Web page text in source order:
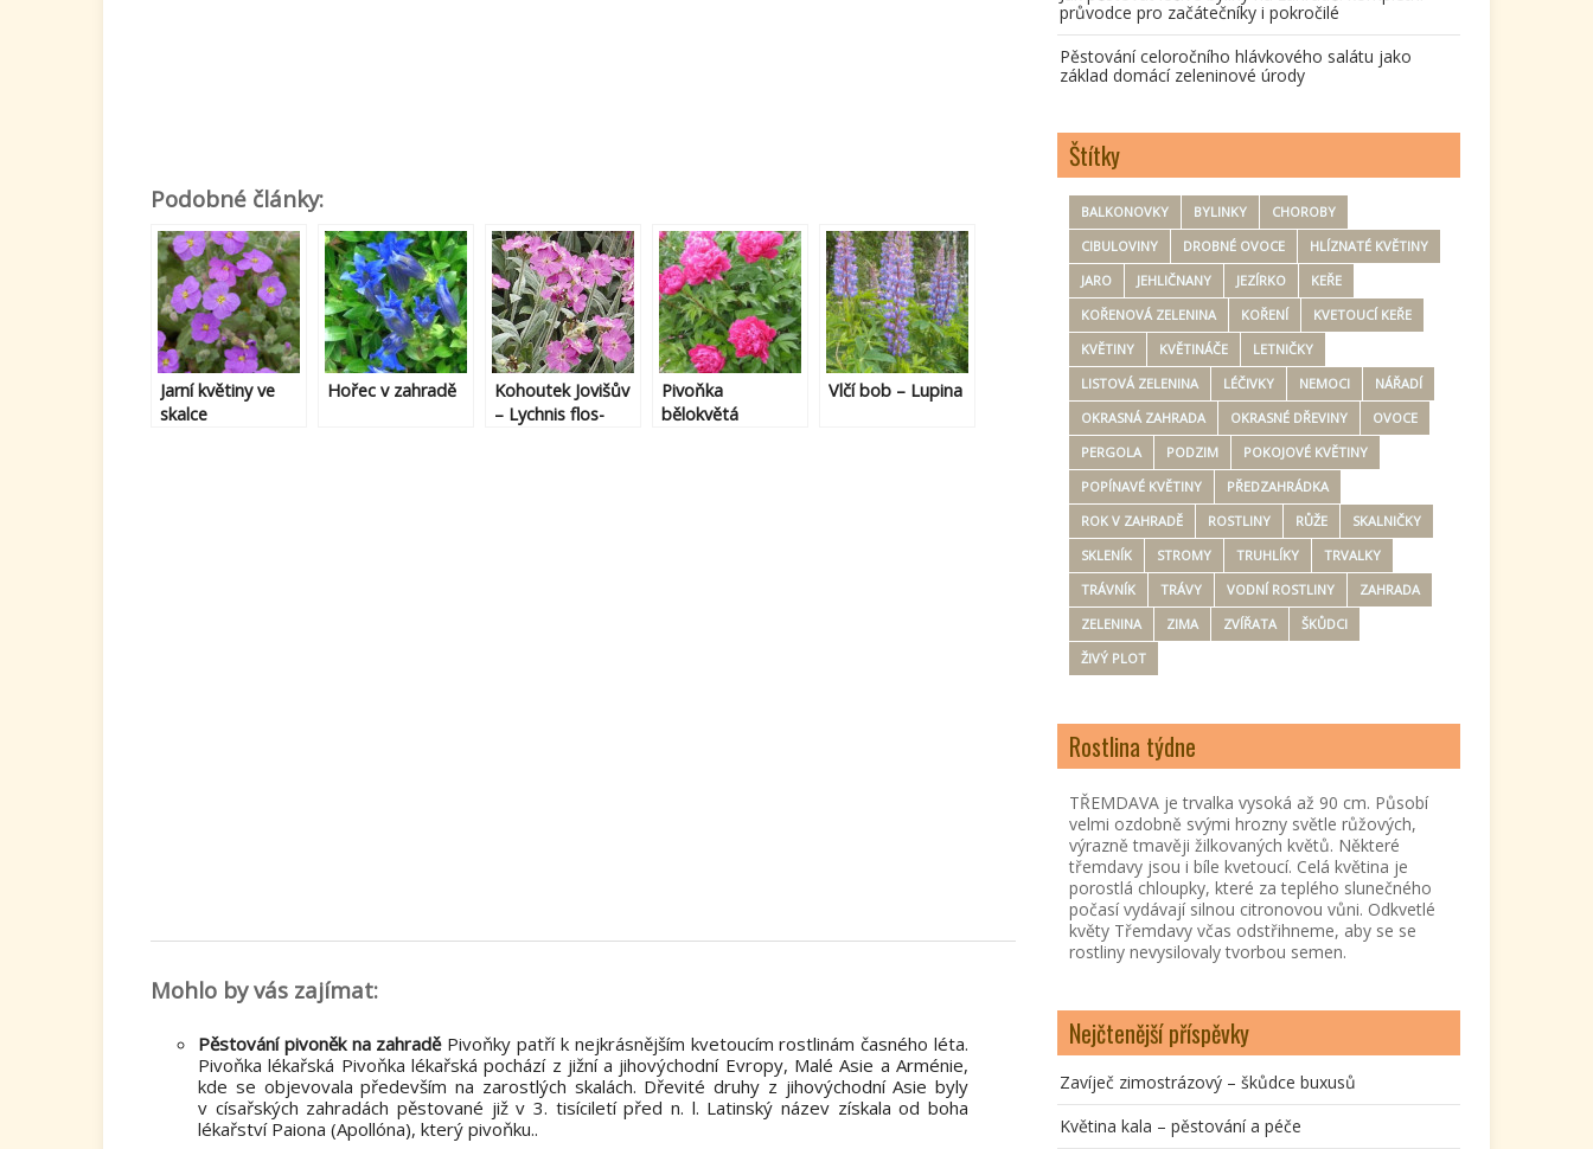
Podobné články:
Jarní květiny ve
skalce
Hořec v zahradě
Kohoutek Jovišův
– Lychnis flos-
Pivoňka
bělokvětá
Vlčí bob – Lupina
Mohlo by vás zajímat:
Pěstování pivoněk na zahraděPivoňky patří k nejkrásnějším kvetoucím rostlinám časného léta.
Pivoňka lékařská Pivoňka lékařská pochází z jižní a jihovýchodní Evropy, Malé Asie a Arménie,
kde se objevovala především na zarostlých skalách. Dřevité druhy z jihovýchodní Asie byly
v císařských zahradách pěstované již v 3. tisíciletí před n. l. Latinský název získala od boha
lékařství Paiona (Apollóna), který pivoňku..
průvodce pro začátečníky i pokročilé
Pěstování celoročního hlávkového salátu jako
základ domácí zeleninové úrody
Štítky
BALKONOVKY BYLINKY
CHOROBY
CIBULOVINY
DROBNÉ OVOCE
HLÍZNATÉ KVĚTINY
JARO
JEHLIČNANY JEZÍRKO
KEŘE
KOŘENOVÁ ZELENINA
KOŘENÍ
KVETOUCÍ KEŘE
KVĚTINY
KVĚTINÁČE
LETNIČKY
LISTOVÁ ZELENINA
LÉČIVKY NEMOCI
NÁŘADÍ
OKRASNÁ ZAHRADA
OKRASNÉ DŘEVINY
OVOCE
PERGOLA
PODZIM
POKOJOVÉ KVĚTINY
POPÍNAVÉ KVĚTINY
PŘEDZAHRÁDKA
ROK V ZAHRADĚ
ROSTLINY RŮŽE
SKALNIČKY
SKLENÍK
STROMY TRUHLÍKY
TRVALKY
TRÁVNÍK
TRÁVY VODNÍ ROSTLINY
ZAHRADA
ZELENINA
ZIMA ZVÍŘATA
ŠKŮDCI
ŽIVÝ PLOT
Rostlina týdne
TŘEMDAVA je trvalka vysoká až 90 cm. Působí
velmi ozdobně svými hrozny světle růžových,
výrazně tmavěji žilkovaných květů. Některé
třemdavy jsou i bíle kvetoucí. Celá květina je
porostlá chloupky, které za teplého slunečného
počasí vydávají silnou citronovou vůni. Odkvetlé
květy Třemdavy včas odstřihneme, aby se se
rostliny nevysilovaly tvorbou semen.
Nejčtenější příspěvky
Zavíječ zimostrázový – škůdce buxusů
Květina kala – pěstování a péče